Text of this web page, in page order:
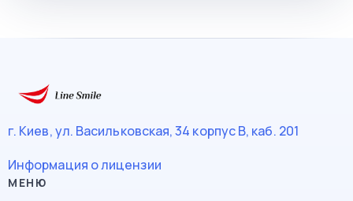
г. Киев, ул. Васильковская, 34 корпус В, каб. 201
Информация о лицензии